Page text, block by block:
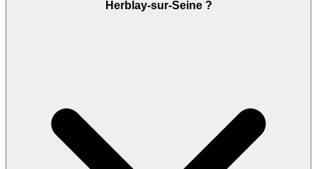
Herblay-sur-Seine ?